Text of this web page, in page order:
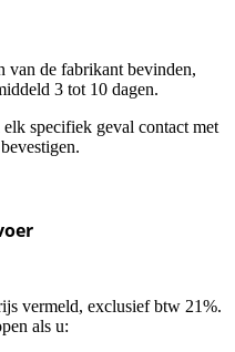
van de fabrikant bevinden,
3 tot 10 dagen.
specifiek geval contact met
vermeld, exclusief btw 21%.
als u: